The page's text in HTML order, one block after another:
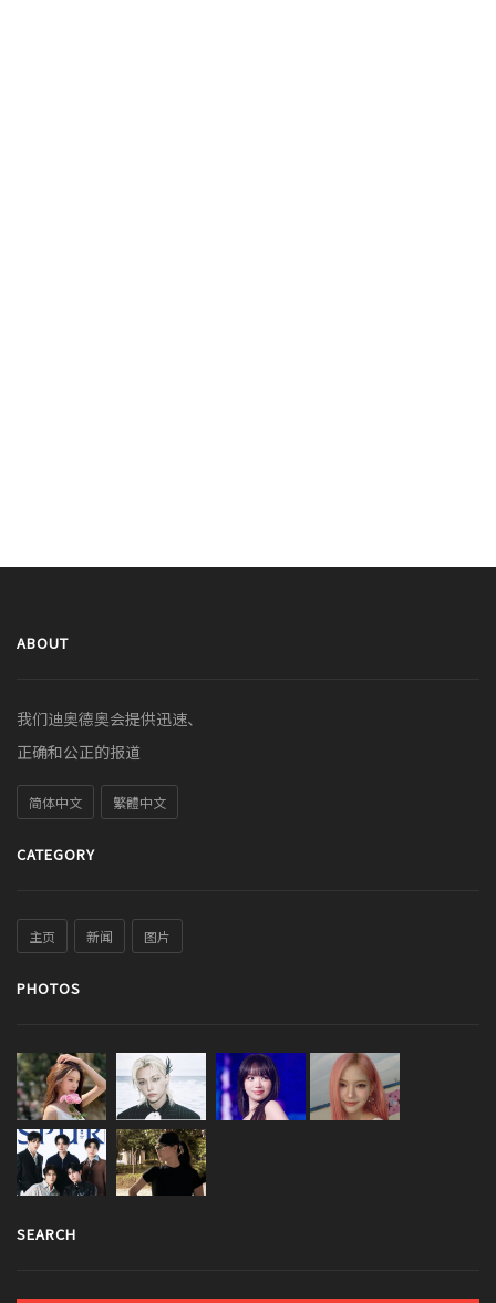
ABOUT
我们迪奥德奥会提供迅速、
正确和公正的报道
简体中文 繁體中文
CATEGORY
主页 新闻 图片
PHOTOS
SEARCH